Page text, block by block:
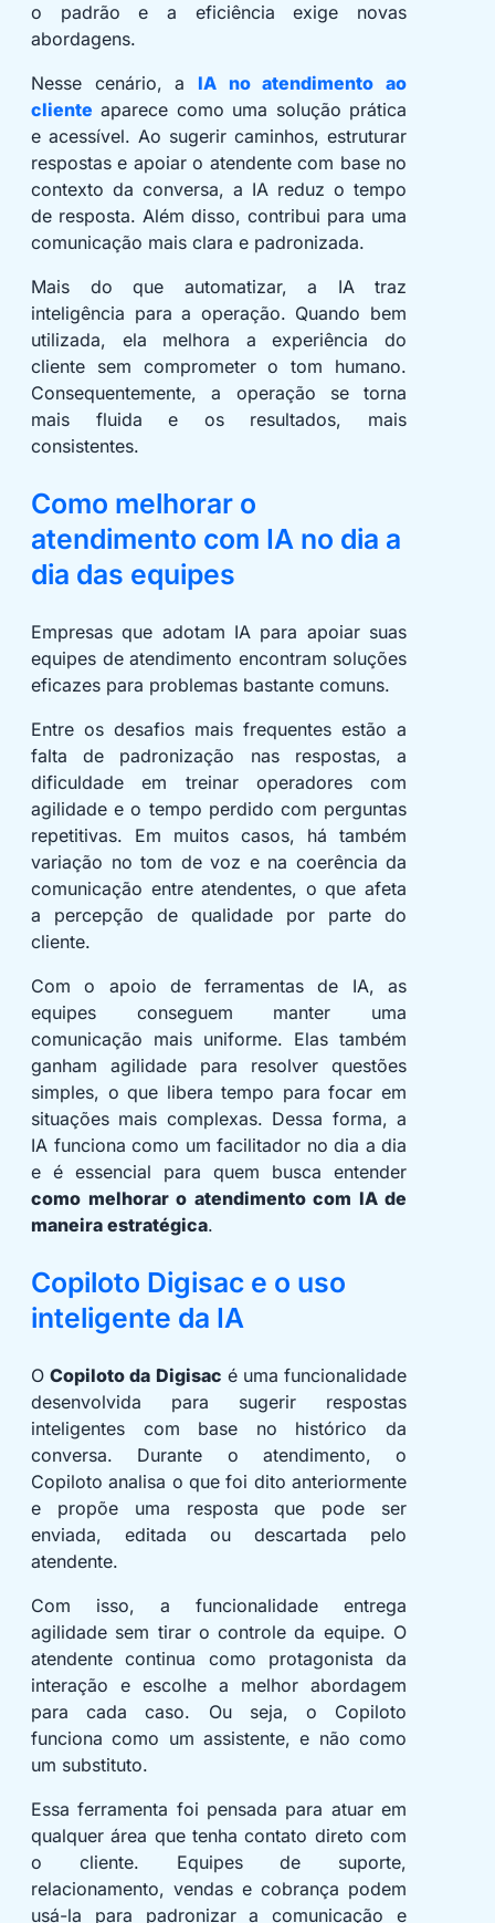
o padrão e a eficiência exige novas
abordagens.
Nesse cenário, a IA no atendimento ao
cliente aparece como uma solução prática
e acessível. Ao sugerir caminhos, estruturar
respostas e apoiar o atendente com base no
contexto da conversa, a IA reduz o tempo
de resposta. Além disso, contribui para uma
comunicação mais clara e padronizada.
Mais do que automatizar, a IA traz
inteligência para a operação. Quando bem
utilizada, ela melhora a experiência do
cliente sem comprometer o tom humano.
Consequentemente, a operação se torna
mais fluida e os resultados, mais
consistentes.
Como melhorar o
atendimento com IA no dia a
dia das equipes
Empresas que adotam IA para apoiar suas
equipes de atendimento encontram soluções
eficazes para problemas bastante comuns.
Entre os desafios mais frequentes estão a
falta de padronização nas respostas, a
dificuldade em treinar operadores com
agilidade e o tempo perdido com perguntas
repetitivas. Em muitos casos, há também
variação no tom de voz e na coerência da
comunicação entre atendentes, o que afeta
a percepção de qualidade por parte do
cliente.
Com o apoio de ferramentas de IA, as
equipes conseguem manter uma
comunicação mais uniforme. Elas também
ganham agilidade para resolver questões
simples, o que libera tempo para focar em
situações mais complexas. Dessa forma, a
IA funciona como um facilitador no dia a dia
e é essencial para quem busca entender
como melhorar o atendimento com IA de
maneira estratégica.
Copiloto Digisac e o uso
inteligente da IA
OCopiloto da Digisac é uma funcionalidade
desenvolvida para sugerir respostas
inteligentes com base no histórico da
conversa. Durante o atendimento, o
Copiloto analisa o que foi dito anteriormente
e propõe uma resposta que pode ser
enviada, editada ou descartada pelo
atendente.
Com isso, a funcionalidade entrega
agilidade sem tirar o controle da equipe. O
atendente continua como protagonista da
interação e escolhe a melhor abordagem
para cada caso. Ou seja, o Copiloto
funciona como um assistente, e não como
um substituto.
Essa ferramenta foi pensada para atuar em
qualquer área que tenha contato direto com
o cliente. Equipes de suporte,
relacionamento, vendas e cobrança podem
usá-la para padronizar a comunicação e